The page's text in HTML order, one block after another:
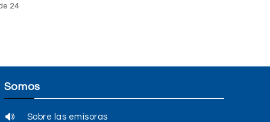
24
Somos
Sobre las emisoras